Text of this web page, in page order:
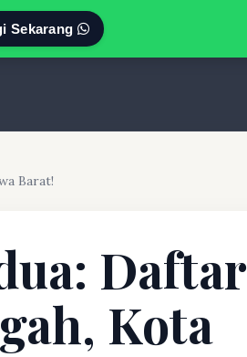
Sekarang
Barat!
Daftar
Kota